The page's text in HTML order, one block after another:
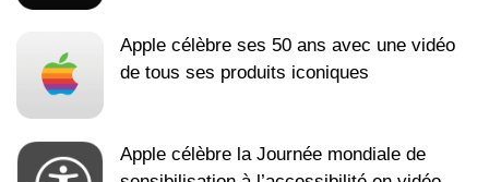
Apple célèbre ses 50 ans avec une vidéo
de tous ses produits iconiques
Apple célèbre la Journée mondiale de